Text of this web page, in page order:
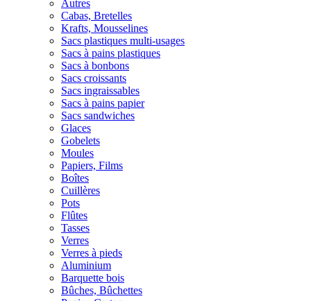
Autres
Cabas, Bretelles
Krafts, Mousselines
Sacs plastiques multi-usages
Sacs à pains plastiques
Sacs à bonbons
Sacs croissants
Sacs ingraissables
Sacs à pains papier
Sacs sandwiches
Glaces
Gobelets
Moules
Papiers, Films
Boîtes
Cuillères
Pots
Flûtes
Tasses
Verres
Verres à pieds
Aluminium
Barquette bois
Bûches, Bûchettes